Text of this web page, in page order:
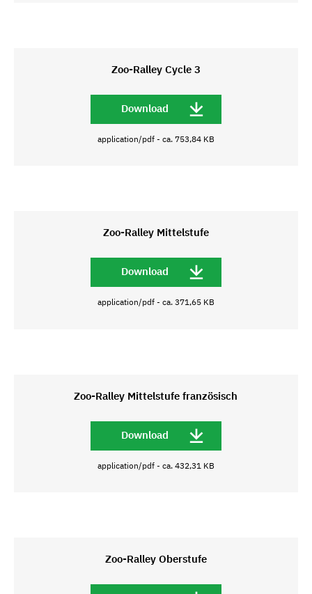
Zoo-Ralley Cycle 3
Download
application/pdf - ca. 753,84 KB
Zoo-Ralley Mittelstufe
Download
application/pdf - ca. 371,65 KB
Zoo-Ralley Mittelstufe französisch
Download
application/pdf - ca. 432,31 KB
Zoo-Ralley Oberstufe